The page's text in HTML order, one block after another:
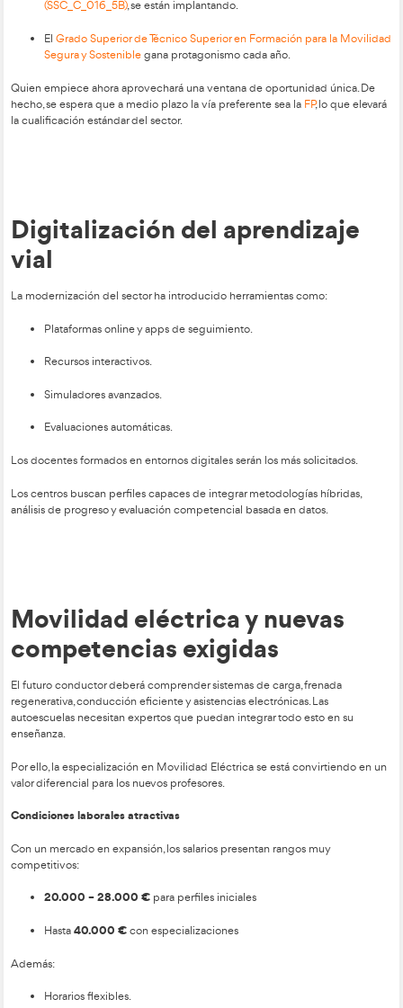
Por qué 2026 es un año
estratégico para entrar
sector
La transición generacional de miles de docentes y el
formación obligatoria para profesionales del transporte
escenario de empleo sin precedentes en el sector.
Falta de profesionales y
empleabilidad inmediata
Las autoescuelas atraviesan un déficit estructural de
Existan ofertas en todas las provincias.
Los salarios se mantengan al alza.
La incorporación tras la formación sea casi
Además, el refuerzo de las pruebas de acceso hace que los
formados sean muy valorados, acelerando su contratación.
Transición normativa
nuevo modelo formativo